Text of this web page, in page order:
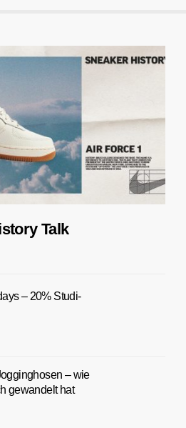
Talk
– 20% Studi-
– wie
gewandelt hat